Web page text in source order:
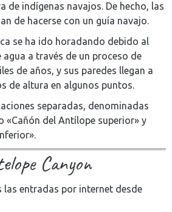
de indígenas navajos. De hecho, las
de hacerse con un guía navajo.
se ha ido horadando debido al
a través de un proceso de
de años, y sus paredes llegan a
de altura en algunos puntos.
separadas, denominadas
«Cañón del Antílope superior» y
Canyon
las entradas por internet desde